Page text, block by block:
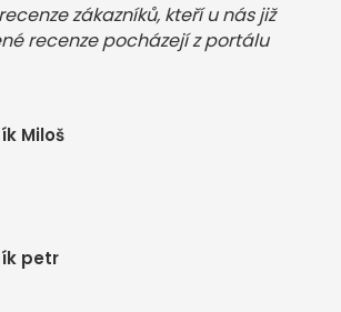
zákazníků, kteří u nás již
recenze pocházejí z portálu
Miloš
petr